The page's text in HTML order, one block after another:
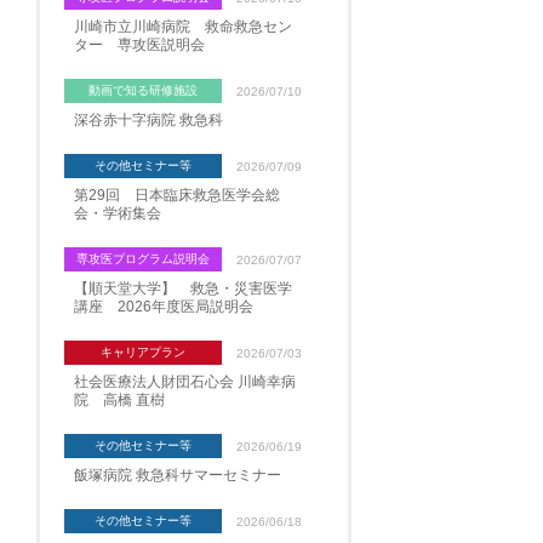
川崎市立川崎病院 救命救急セン
ター 専攻医説明会
動画で知る研修施設 2026/07/10
深谷赤十字病院 救急科
その他セミナー等 2026/07/09
第29回 日本臨床救急医学会総
会・学術集会
専攻医プログラム説明会 2026/07/07
【順天堂大学】 救急・災害医学
講座 2026年度医局説明会
キャリアプラン 2026/07/03
社会医療法人財団石心会 川崎幸病
院 高橋 直樹
その他セミナー等 2026/06/19
飯塚病院 救急科サマーセミナー
その他セミナー等 2026/06/18